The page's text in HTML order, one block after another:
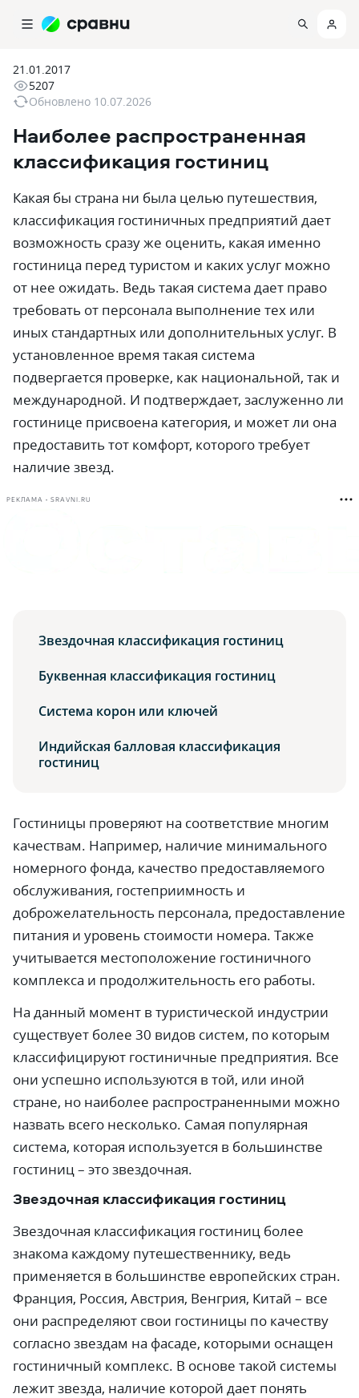
21.01.2017
5207
Обновлено 10.07.2026
Наиболее распространенная
классификация гостиниц
Какая бы страна ни была целью путешествия,
классификация гостиничных предприятий дает
возможность сразу же оценить, какая именно
гостиница перед туристом и каких услуг можно
от нее ожидать. Ведь такая система дает право
требовать от персонала выполнение тех или
иных стандартных или дополнительных услуг. В
установленное время такая система
подвергается проверке, как национальной, так и
международной. И подтверждает, заслуженно ли
гостинице присвоена категория, и может ли она
предоставить тот комфорт, которого требует
наличие звезд.
РЕКЛАМА • SRAVNI.RU
Звездочная классификация гостиниц
Буквенная классификация гостиниц
Система корон или ключей
Индийская балловая классификация
гостиниц
Гостиницы проверяют на соответствие многим
качествам. Например, наличие минимального
номерного фонда, качество предоставляемого
обслуживания, гостеприимность и
доброжелательность персонала, предоставление
питания и уровень стоимости номера. Также
учитывается местоположение гостиничного
комплекса и продолжительность его работы.
На данный момент в туристической индустрии
существует более 30 видов систем, по которым
классифицируют гостиничные предприятия. Все
они успешно используются в той, или иной
стране, но наиболее распространенными можно
назвать всего несколько. Самая популярная
система, которая используется в большинстве
гостиниц – это звездочная.
Звездочная классификация гостиниц
Звездочная классификация гостиниц более
знакома каждому путешественнику, ведь
применяется в большинстве европейских стран.
Франция, Россия, Австрия, Венгрия, Китай – все
они распределяют свои гостиницы по качеству
согласно звездам на фасаде, которыми оснащен
гостиничный комплекс. В основе такой системы
лежит звезда, наличие которой дает понять